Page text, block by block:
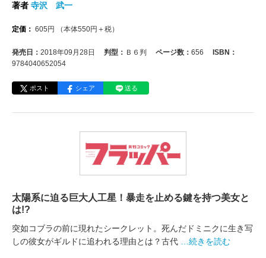
著者 寺沢 武一
定価： 605 円 （本体550円＋税）
発売日： 2018年09月28日 判型： Ｂ６判 ページ数： 656
ISBN：
9784040652054
ポスト シェア 送る
太陽系に迫る巨大人工星！暴走を止める鍵を持つ美女と
は!?
突如コブラの前に現れたシークレット。死んだドミニクに生き写
しの彼女がギルドに追われる理由とは？古代
…続きを読む